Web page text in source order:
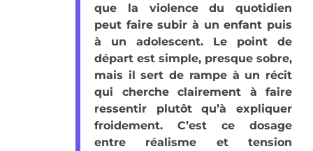
que la violence du quotidien
peut faire subir à un enfant puis
à un adolescent. Le point de
départ est simple, presque sobre,
mais il sert de rampe à un récit
qui cherche clairement à faire
ressentir plutôt qu’à expliquer
froidement. C’est ce dosage
entre réalisme et tension